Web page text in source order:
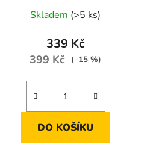
kombinaci 140 × 200 cm / 70 ×
90 cm
Skladem (>5 ks)
339 Kč
399 Kč (–15 %)
DO KOŠÍKU